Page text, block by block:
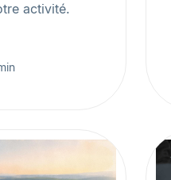
activité.